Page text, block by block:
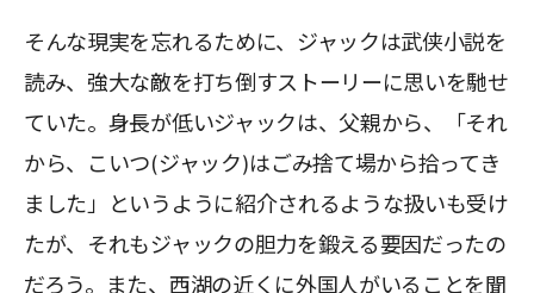
そんな現実を忘れるために、ジャックは武侠小説を
読み、強大な敵を打ち倒すストーリーに思いを馳せ
ていた。身長が低いジャックは、父親から、「それ
から、こいつ(ジャック)はごみ捨て場から拾ってき
ました」というように紹介されるような扱いも受け
たが、それもジャックの胆力を鍛える要因だったの
だろう。また、西湖の近くに外国人がいることを聞